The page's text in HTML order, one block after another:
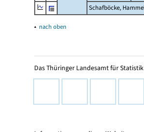
Schafböcke,
▴ nach oben
Das Thüringer Landesamt für